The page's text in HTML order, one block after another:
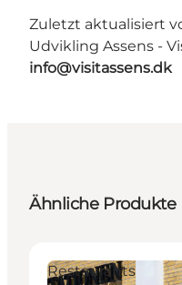
Zuletzt aktualisiert
Udvikling Assens -
info@visitassens.dk
Ähnliche Produkte
Restaurants